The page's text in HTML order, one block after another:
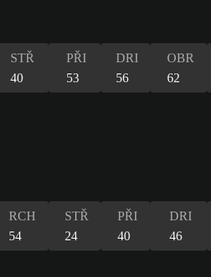
STŘ
40
PŘI
53
DRI
56
OBR
62
RCH
54
STŘ
24
PŘI
40
DRI
46